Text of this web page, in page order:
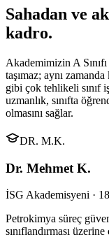
Sahadan ve
kadro.
Akademimizin A
taşımaz; aynı
gibi çok tehlikeli sınıf
uzmanlık, sınıfta
olmasını sağlar.
DR. M.K.
Dr. Mehmet K.
İSG Akademisyeni ·
Petrokimya süreç
sınıflandırması